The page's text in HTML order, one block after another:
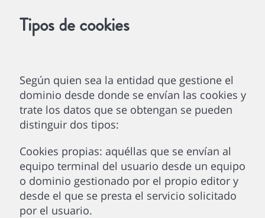
Tipos de cookies
Según quien sea la entidad que gestione el
dominio desde donde se envían las cookies y
trate los datos que se obtengan se pueden
distinguir dos tipos:
Cookies propias: aquéllas que se envían al
equipo terminal del usuario desde un equipo
o dominio gestionado por el propio editor y
desde el que se presta el servicio solicitado
por el usuario.